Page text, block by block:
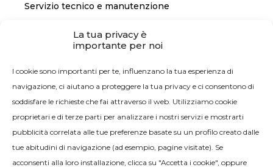
La tua privacy è
importante per noi
I cookie sono importanti per te, influenzano la tua esperienza di
navigazione, ci aiutano a proteggere la tua privacy e ci consentono di
soddisfare le richieste che fai attraverso il web. Utilizziamo cookie
proprietari e di terze parti per analizzare i nostri servizi e mostrarti
pubblicità correlata alle tue preferenze basate su un profilo creato dalle
tue abitudini di navigazione (ad esempio, pagine visitate). Se
acconsenti alla loro installazione, clicca su "Accetta i cookie", oppure
Servizio tecnico e manutenzione
CONTATTI